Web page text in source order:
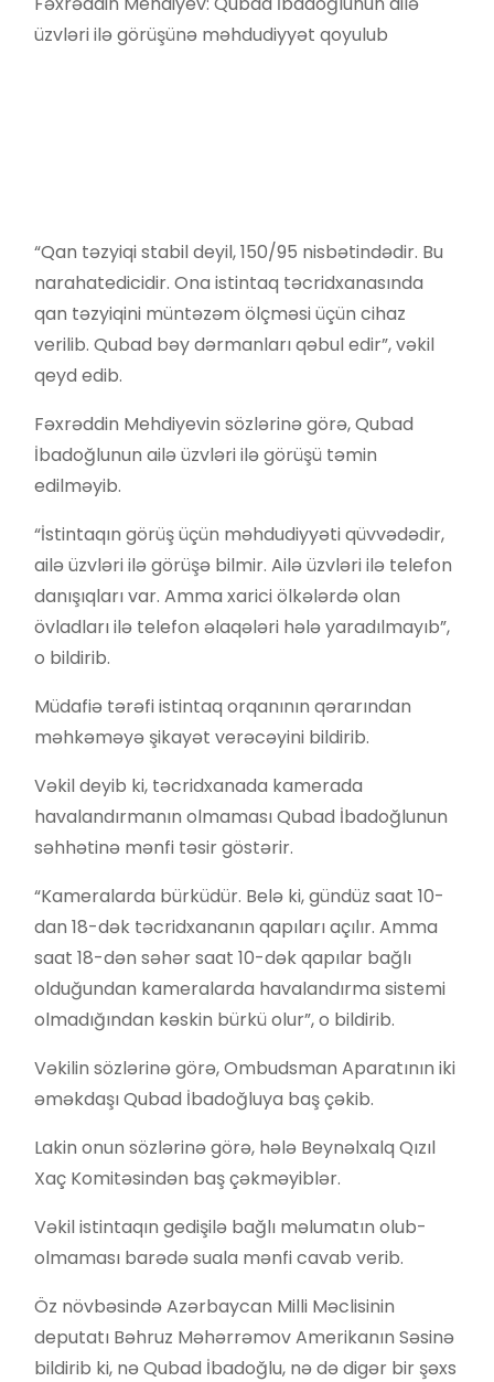
üzvləri ilə görüşünə məhdudiyyət qoyulub
“Qan təzyiqi stabil deyil, 150/95 nisbətindədir. Bu
narahatedicidir. Ona istintaq təcridxanasında
qan təzyiqini müntəzəm ölçməsi üçün cihaz
verilib. Qubad bəy dərmanları qəbul edir”, vəkil
qeyd edib.
Fəxrəddin Mehdiyevin sözlərinə görə, Qubad
İbadoğlunun ailə üzvləri ilə görüşü təmin
edilməyib.
“İstintaqın görüş üçün məhdudiyyəti qüvvədədir,
ailə üzvləri ilə görüşə bilmir. Ailə üzvləri ilə telefon
danışıqları var. Amma xarici ölkələrdə olan
övladları ilə telefon əlaqələri hələ yaradılmayıb”,
o bildirib.
Müdafiə tərəfi istintaq orqanının qərarından
məhkəməyə şikayət verəcəyini bildirib.
Vəkil deyib ki, təcridxanada kamerada
havalandırmanın olmaması Qubad İbadoğlunun
səhhətinə mənfi təsir göstərir.
“Kameralarda bürküdür. Belə ki, gündüz saat 10-
dan 18-dək təcridxananın qapıları açılır. Amma
saat 18-dən səhər saat 10-dək qapılar bağlı
olduğundan kameralarda havalandırma sistemi
olmadığından kəskin bürkü olur”, o bildirib.
Vəkilin sözlərinə görə, Ombudsman Aparatının iki
əməkdaşı Qubad İbadoğluya baş çəkib.
Lakin onun sözlərinə görə, hələ Beynəlxalq Qızıl
Xaç Komitəsindən baş çəkməyiblər.
Vəkil istintaqın gedişilə bağlı məlumatın olub-
olmaması barədə suala mənfi cavab verib.
Öz növbəsində Azərbaycan Milli Məclisinin
deputatı Bəhruz Məhərrəmov Amerikanın Səsinə
bildirib ki, nə Qubad İbadoğlu, nə də digər bir şəxs